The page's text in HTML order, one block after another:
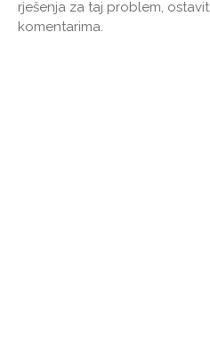
rješenja za taj problem,
komentarima.